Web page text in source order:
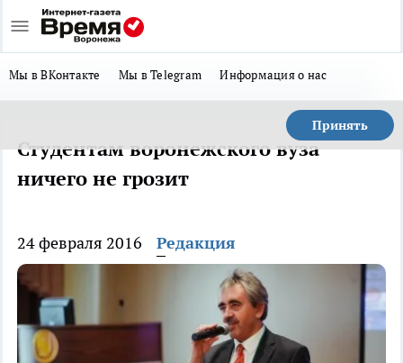
Мы в ВКонтакте Мы в Telegram Информация о нас
Принять
Студентам воронежского вуза
ничего не грозит
24 февраля 2016 Редакция